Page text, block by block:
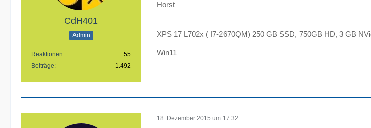
CdH401
Admin
Reaktionen
55
Beiträge
1.492
Horst
XPS 17 L702x ( I7-2670QM) 250 GB SSD, 750GB HD, 3 GB
Win11
18. Dezember 2015 um 17:32